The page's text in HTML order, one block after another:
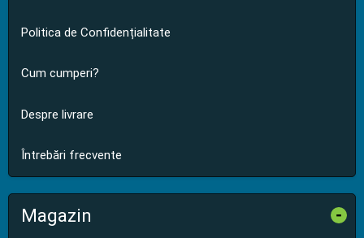
Politica de Confidențialitate
Cum cumperi?
Despre livrare
Întrebări frecvente
Magazin -